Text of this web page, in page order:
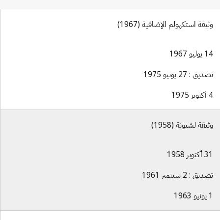
وثيقة استكهولم الإضافية (1967)
14 يوليو 1967
تصديق : 27 يونيو 1975
4 أكتوبر 1975
وثيقة لشبونة (1958)
31 أكتوبر 1958
تصديق : 2 سبتمبر 1961
1 يونيو 1963